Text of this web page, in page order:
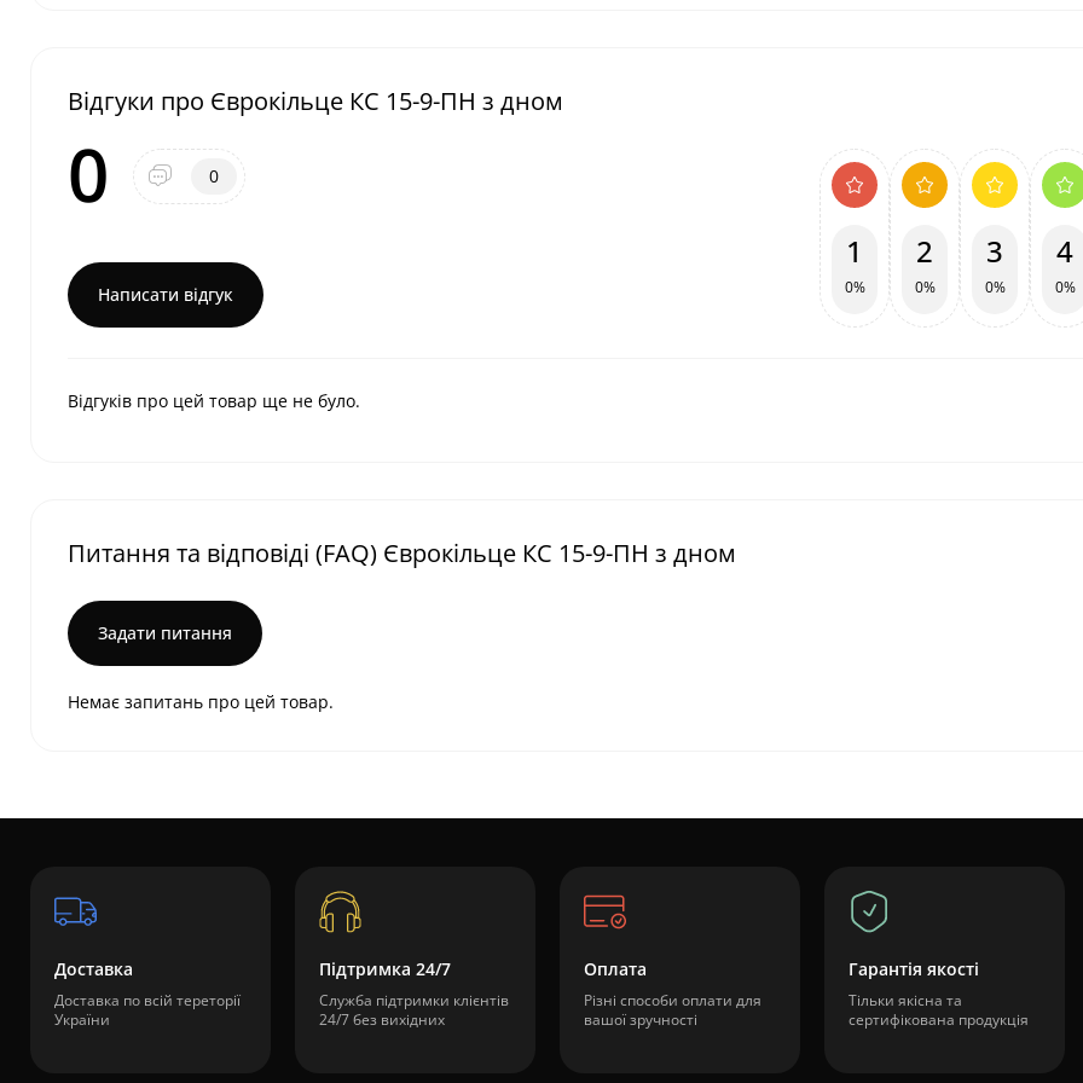
Відгуки про Єврокільце КС 15-9-ПН з дном
0 0
Написати відгук
1
0%
2
0%
3
0%
4
0%
Відгуків про цей товар ще не було.
Питання та відповіді (FAQ) Єврокільце КС 15-9-ПН з дном
Задати питання
Немає запитань про цей товар.
Доставка
Доставка по всій тереторії
України
Підтримка 24/7
Служба підтримки клієнтів
24/7 без вихідних
Оплата
Різні способи оплати для
вашої зручності
Гарантія якості
Тільки якісна та
сертифікована продукція